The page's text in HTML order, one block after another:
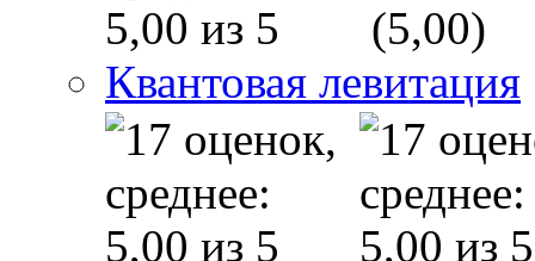
(5,00)
Квантовая левитация